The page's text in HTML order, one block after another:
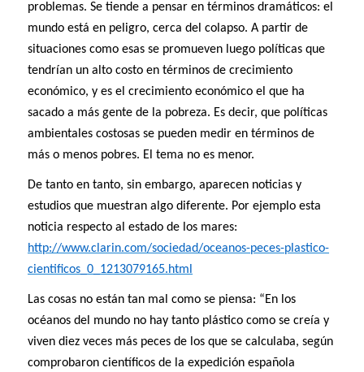
problemas. Se tiende a pensar en términos dramáticos: el
mundo está en peligro, cerca del colapso. A partir de
situaciones como esas se promueven luego políticas que
tendrían un alto costo en términos de crecimiento
económico, y es el crecimiento económico el que ha
sacado a más gente de la pobreza. Es decir, que políticas
ambientales costosas se pueden medir en términos de
más o menos pobres. El tema no es menor.
De tanto en tanto, sin embargo, aparecen noticias y
estudios que muestran algo diferente. Por ejemplo esta
noticia respecto al estado de los mares:
http://www.clarin.com/sociedad/oceanos-peces-plastico-
cientificos_0_1213079165.html
Las cosas no están tan mal como se piensa: “En los
océanos del mundo no hay tanto plástico como se creía y
viven diez veces más peces de los que se calculaba, según
comprobaron científicos de la expedición española